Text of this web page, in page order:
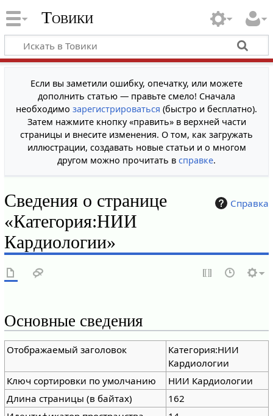
Товики
Если вы заметили ошибку, опечатку, или можете
дополнить статью — правьте смело! Сначала
необходимо зарегистрироваться (быстро и бесплатно).
Затем нажмите кнопку «править» в верхней части
страницы и внесите изменения. О том, как загружать
иллюстрации, создавать новые статьи и о многом
другом можно прочитать в справке.
Справка
Сведения о странице
«Категория:НИИ
Кардиологии»
Основные сведения
Отображаемый заголовок
Категория:НИИ
Кардиологии
Ключ сортировки по умолчанию
НИИ Кардиологии
Длина страницы (в байтах)
162